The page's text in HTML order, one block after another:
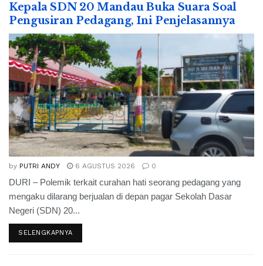
Kepala SDN 20 Mandau Buka Suara Soal
Pengusiran Pedagang, Ini Penjelasannya
by PUTRI ANDY 6 AGUSTUS 2026 0
DURI – Polemik terkait curahan hati seorang pedagang yang
mengaku dilarang berjualan di depan pagar Sekolah Dasar
Negeri (SDN) 20...
SELENGKAPNYA